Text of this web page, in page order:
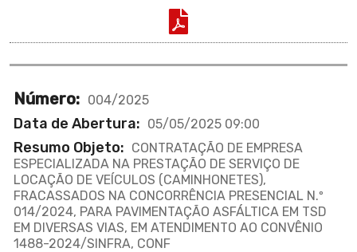
Número: 004/2025
Data de Abertura: 05/05/2025 09:00
Resumo Objeto: CONTRATAÇÃO DE EMPRESA
ESPECIALIZADA NA PRESTAÇÃO DE SERVIÇO DE
LOCAÇÃO DE VEÍCULOS (CAMINHONETES),
FRACASSADOS NA CONCORRÊNCIA PRESENCIAL N.º
014/2024, PARA PAVIMENTAÇÃO ASFÁLTICA EM TSD
EM DIVERSAS VIAS, EM ATENDIMENTO AO CONVÊNIO
1488-2024/SINFRA, CONF